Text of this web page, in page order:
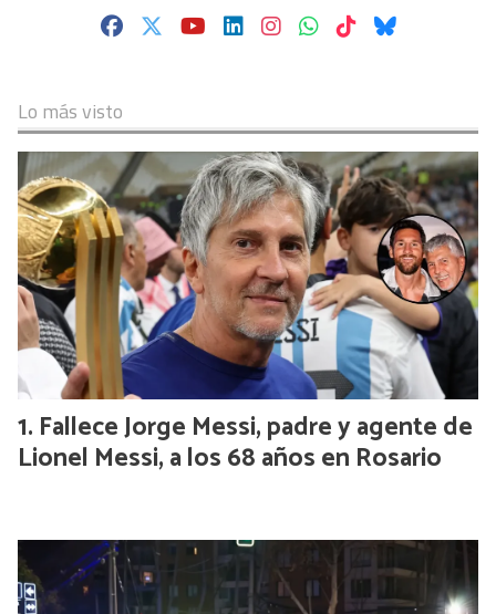
Lo más visto
Fallece Jorge Messi, padre y agente de
Lionel Messi, a los 68 años en Rosario